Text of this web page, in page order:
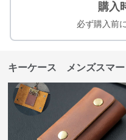
購入
必ず購入前
キーケース メンズスマー